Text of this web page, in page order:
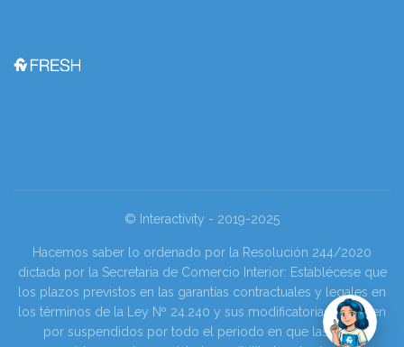
© Interactivity - 2019-2025
Hacemos saber lo ordenado por la Resolución 244/2020
dictada por la Secretaria de Comercio Interior: Establécese que
los plazos previstos en las garantías contractuales y legales en
los términos de la Ley Nº 24.240 y sus modificatorias se tienen
por suspendidos por todo el periodo en que las y los